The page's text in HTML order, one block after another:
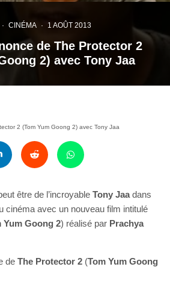
· CINÉMA · 1 AOÛT 2013
de The Protector 2
2) avec Tony Jaa
2 (Tom Yum Goong 2) avec Tony Jaa
être de l’incroyable Tony Jaadans
cinéma avec un nouveau film intitulé
Yum Goong 2) réalisé par Prachya
de The Protector 2 (Tom Yum Goong